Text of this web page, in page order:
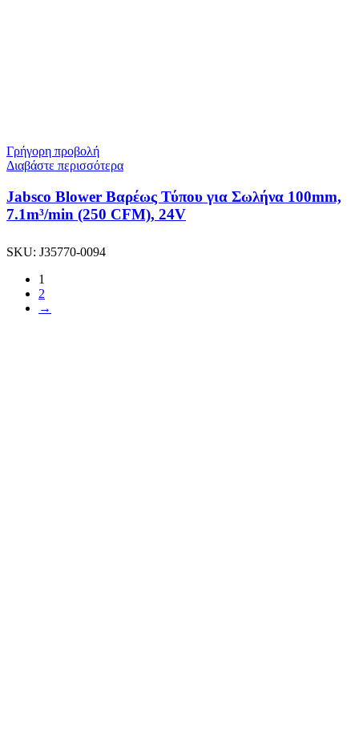
Γρήγορη προβολή
Διαβάστε περισσότερα
Jabsco Blower Βαρέως Τύπου για Σωλήνα 100mm,
7.1m³/min (250 CFM), 24V
SKU: J35770-0094
1
2
→